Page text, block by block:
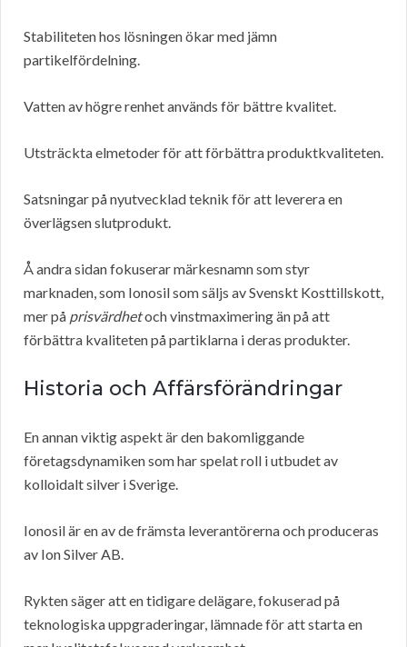
Stabiliteten hos lösningen ökar med jämn
partikelfördelning.
Vatten av högre renhet används för bättre kvalitet.
Utsträckta elmetoder för att förbättra produktkvaliteten.
Satsningar på nyutvecklad teknik för att leverera en
överlägsen slutprodukt.
Å andra sidan fokuserar märkesnamn som styr
marknaden, som Ionosil som säljs av Svenskt Kosttillskott,
mer på prisvärdhetoch vinstmaximering än på att
förbättra kvaliteten på partiklarna i deras produkter.
Historia och Affärsförändringar
En annan viktig aspekt är den bakomliggande
företagsdynamiken som har spelat roll i utbudet av
kolloidalt silver i Sverige.
Ionosil är en av de främsta leverantörerna och produceras
av Ion Silver AB.
Rykten säger att en tidigare delägare, fokuserad på
teknologiska uppgraderingar, lämnade för att starta en